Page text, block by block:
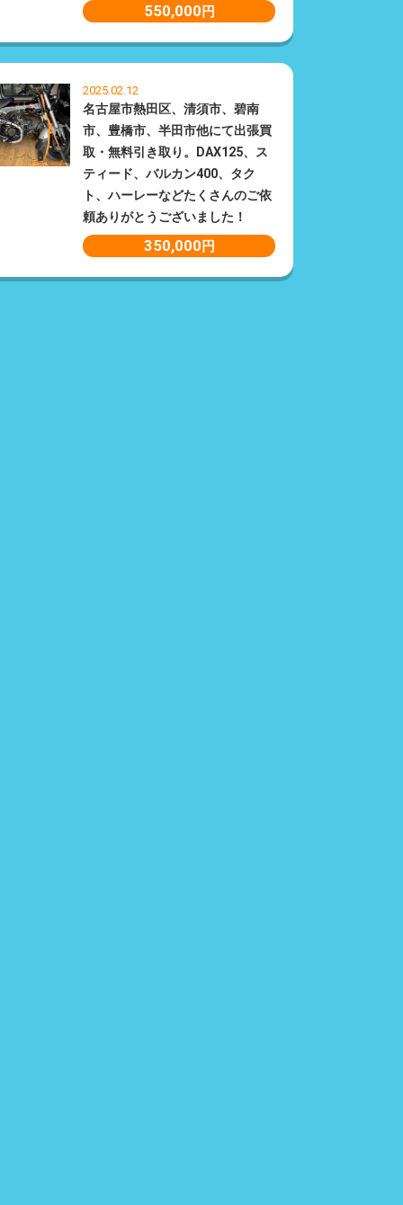
550,000 円
2025.02.12
名古屋市熱田区、清須市、碧南
市、豊橋市、半田市他にて出張買
取・無料引き取り。DAX125、ス
ティード、バルカン400、タク
ト、ハーレーなどたくさんのご依
頼ありがとうございました！
350,000 円